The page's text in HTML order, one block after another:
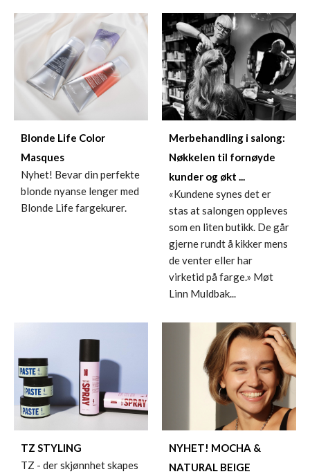
Blonde Life Color
Masques
Nyhet! Bevar din perfekte
blonde nyanse lenger med
Blonde Life fargekurer.
Merbehandling i salong:
Nøkkelen til fornøyde
kunder og økt ...
«Kundene synes det er
stas at salongen oppleves
som en liten butikk. De går
gjerne rundt å kikker mens
de venter eller har
virketid på farge.» Møt
Linn Muldbak...
TZ STYLING
TZ - der skjønnhet skapes
NYHET! MOCHA &
NATURAL BEIGE